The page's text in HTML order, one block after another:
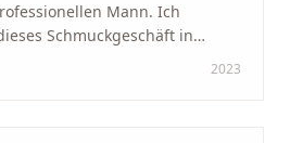
Mann. Ich
Schmuckgeschäft in
war sehr zufrieden und
Ich danke Ihnen – ich
2023